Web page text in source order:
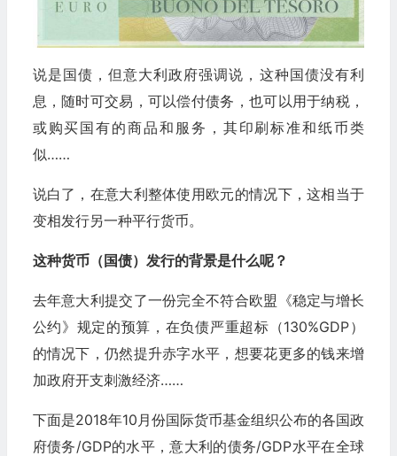
说是国债，但意大利政府强调说，这种国债没有利
息，随时可交易，可以偿付债务，也可以用于纳税，
或购买国有的商品和服务，其印刷标准和纸币类
似……
说白了，在意大利整体使用欧元的情况下，这相当于
变相发行另一种平行货币。
这种货币（国债）发行的背景是什么呢？
去年意大利提交了一份完全不符合欧盟《稳定与增长
公约》规定的预算，在负债严重超标（130%GDP）
的情况下，仍然提升赤字水平，想要花更多的钱来增
加政府开支刺激经济……
下面是2018年10月份国际货币基金组织公布的各国政
府债务/GDP的水平，意大利的债务/GDP水平在全球